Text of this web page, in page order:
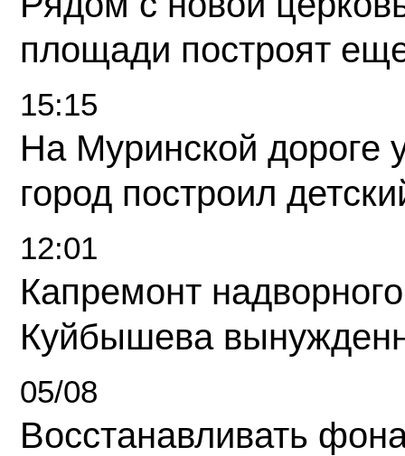
площади построят
15:15
На Муринской дороге
город построил
12:01
Капремонт
Куйбышева
05/08
Восстанавливать